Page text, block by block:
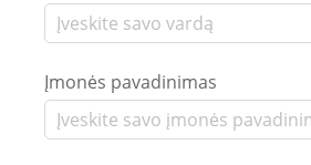
Įmonės pavadinimas